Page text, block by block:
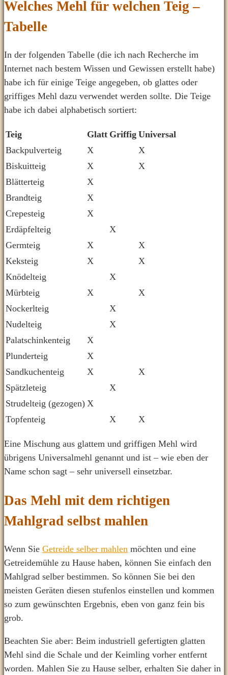
Welches Mehl für welchen Teig –
Tabelle
In der folgenden Tabelle (die ich nach Recherche im
Internet nach bestem Wissen und Gewissen erstellt habe)
habe ich für einige Teige angegeben, ob glattes oder
griffiges Mehl dazu verwendet werden sollte. Die Teige
habe ich dabei alphabetisch sortiert:
Teig Glatt Griffig Universal
Backpulverteig
X
X
Biskuitteig
X
X
Blätterteig
X
Brandteig
X
Crepesteig
X
Erdäpfelteig
X
Germteig
X
X
Keksteig
X
X
Knödelteig
X
Mürbteig
X
X
Nockerlteig
X
Nudelteig
X
Palatschinkenteig
X
Plunderteig
X
Sandkuchenteig
X
X
Spätzleteig
X
Strudelteig (gezogen) X
Topfenteig
X X
Eine Mischung aus glattem und griffigen Mehl wird
übrigens Universalmehl genannt und ist – wie eben der
Name schon sagt – sehr universell einsetzbar.
Das Mehl mit dem richtigen
Mahlgrad selbst mahlen
Wenn Sie Getreide selber mahlen möchten und eine
Getreidemühle zu Hause haben, können Sie einfach den
Mahlgrad selber bestimmen. So können Sie bei den
meisten Geräten diesen stufenlos einstellen und kommen
so zum gewünschten Ergebnis, eben von ganz fein bis
grob.
Beachten Sie aber: Beim industriell gefertigten glatten
Mehl sind die Schale und der Keimling vorher entfernt
worden. Mahlen Sie zu Hause selber, erhalten Sie daher in